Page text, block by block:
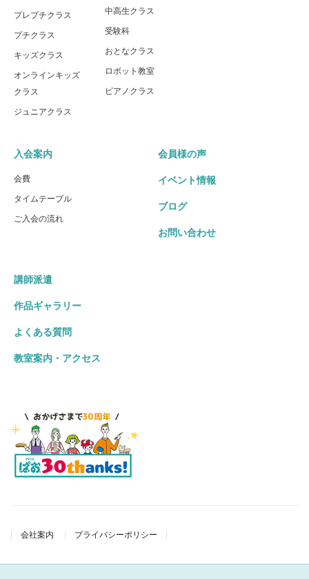
プレプチクラス
プチクラス
キッズクラス
オンラインキッズ
クラス
ジュニアクラス
中高生クラス
受験科
おとなクラス
ロボット教室
ピアノクラス
入会案内
会費
タイムテーブル
ご入会の流れ
会員様の声
イベント情報
ブログ
お問い合わせ
講師派遣
作品ギャラリー
よくある質問
教室案内・アクセス
会社案内 プライバシーポリシー